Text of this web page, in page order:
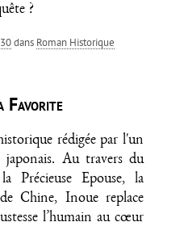
?
dans Roman Historique
Favorite
rédigée par l'un
japonais. Au travers du
Précieuse Epouse, la
Chine, Inoue replace
l’humain au cœur